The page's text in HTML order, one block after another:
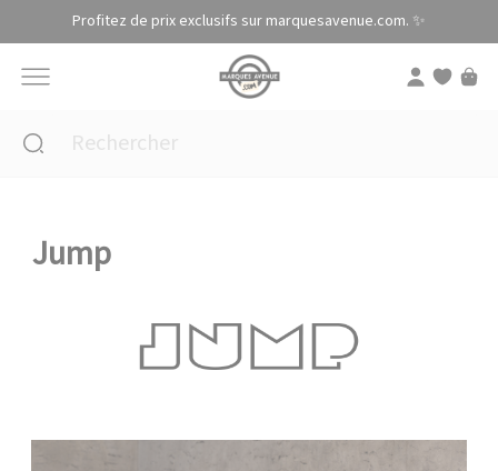
Profitez de prix exclusifs sur marquesavenue.com. ✨
Jump
Panneau de gestion des cookies